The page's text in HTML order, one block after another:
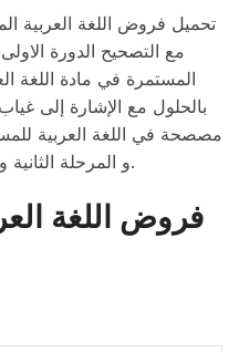
مع التصحيح الدورة
المستمرة في مادة اللغة
بالحلول مع الإشارة إلى
مصصحة في اللغة العربية
و المرحلة الثانية و المرحلة الثالثة و المرحلة الرابعة.
فروض اللغة